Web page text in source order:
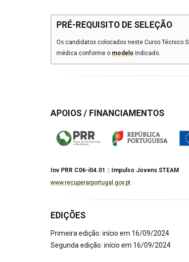
PRÉ-REQUISITO DE SELEÇÃO
Os candidatos colocados neste Curso Técnico
médica conforme o modelo indicado.
APOIOS / FINANCIAMENTOS
Inv PRR C06-i04.01 :: Impulso Jovens STEAM
www.recuperarportugal.gov.pt
EDIÇÕES
Primeira edição: início em 16/09/2024
Segunda edição: início em 16/09/2024